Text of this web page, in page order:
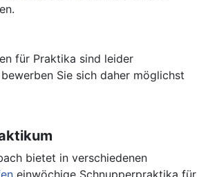
für Praktika sind leider
Sie sich daher möglichst
bietet in verschiedenen
einwöchige Schnupperpraktika für